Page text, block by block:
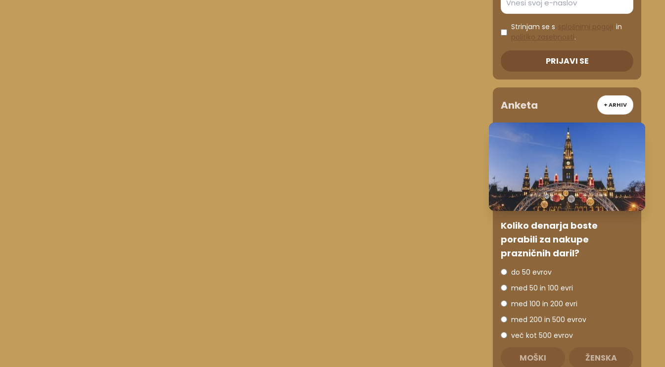
Strinjam se s
in
.
PRIJAVI SE
Anketa + ARHIV
Koliko denarja boste
porabili za nakupe
prazničnih daril?
do 50 evrov
med 50 in 100 evri
med 100 in 200 evri
med 200 in 500 evrov
več kot 500 evrov
MOŠKI ŽENSKA